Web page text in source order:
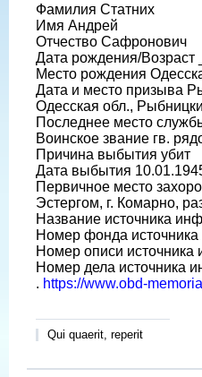
Фамилия Статних
Имя Андрей
Отчество Сафронович
Дата рождения/Возраст
Место рождения
Дата и место призыва
Одесская обл.,
Последнее место
Воинское звание гв.
Причина выбытия убит
Дата выбытия
Первичное место
Эстергом, г. Комарно,
Название источника
Номер фонда
Номер описи
Номер дела источника
. https://www.obd-
Qui quaerit, reperit